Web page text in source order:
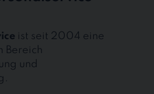
ist seit 2004 eine
Bereich
und